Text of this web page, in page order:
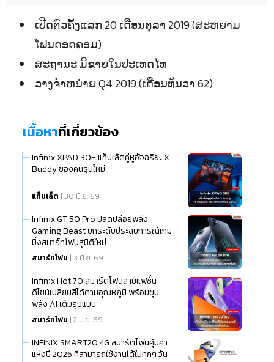
ເປີດຕົວຄັ້ງແລກ 20 ເດືອນຕຸລາ 2019 (ສະຫຍາມ
ໂຟນດອດຄອມ)
ສະຖານະ ມີຂາຍໃນປະເທດໄທ
ວາງຈຳຫນ່າຍ Q4 2019 (ເດືອນທັນວາ 62)
เนื้อหาที่เกี่ยวข้อง
Infinix XPAD 30E แท็บเล็ตคู่หูอัจฉริยะ X
Buddy ของคนรุ่นใหม่
แท็บเล็ต | 30 มิ.ย. 69
Infinix GT 50 Pro ปลดปล่อยพลัง
Gaming Beast ยกระดับประสบการณ์เกม
มิ่งสมาร์ทโฟนสู่มิติใหม่
สมาร์ทโฟน | 3 มิ.ย. 69
Infinix Hot 70 สมาร์ตโฟนสายแฟชั่น
ดีไซน์เปลี่ยนสีได้ตามอุณหภูมิ พร้อมขุม
พลัง AI เต็มรูปแบบ
สมาร์ทโฟน | 2 มิ.ย. 69
INFINIX SMART20 4G สมาร์ตโฟนคุ้มค่า
แห่งปี 2026 ที่สามารถใช้งานได้ในทุกๆ วัน